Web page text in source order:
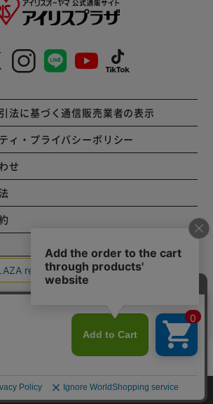
法に基づく通信販売業者の表示
ィ・プライバシーポリシー
せ
コーポレートサイト
2001 IRISPLAZA. ALL Rights Reserved.
ログイン お気に入り お知らせ